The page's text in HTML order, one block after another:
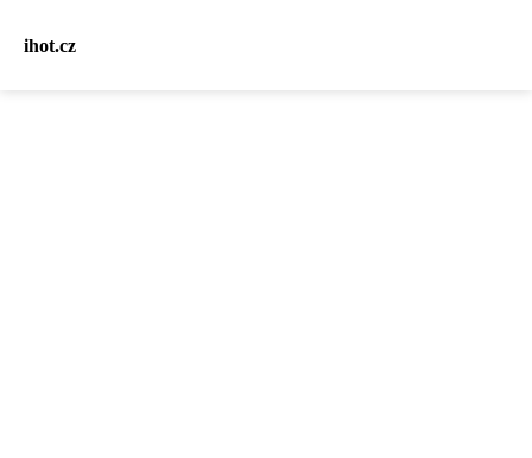
ihot.cz